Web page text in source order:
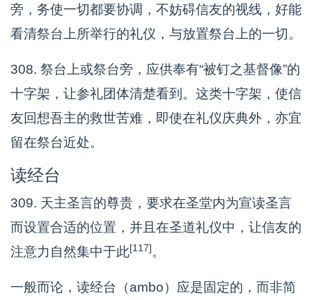
旁，务使一切都要协调，不妨碍信友的视线，好能
看清祭台上所举行的礼仪，与放置祭台上的一切。
308. 祭台上或祭台旁，应供奉有“被钉之基督像”的
十字架，让参礼团体清楚看到。这类十字架，使信
友回想吾主的救世苦难，即使在礼仪庆典外，亦宜
留在祭台近处。
读经台
309. 天主圣言的尊贵，要求在圣堂内为宣读圣言
而设置合适的位置，并且在圣道礼仪中，让信友的
注意力自然集中于此[117]。
一般而论，读经台（ambo）应是固定的，而非简